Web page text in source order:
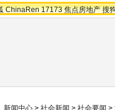
ChinaRen 17173 焦点房地产 搜
新闻中心 > 社会新闻 > 社会要闻 >